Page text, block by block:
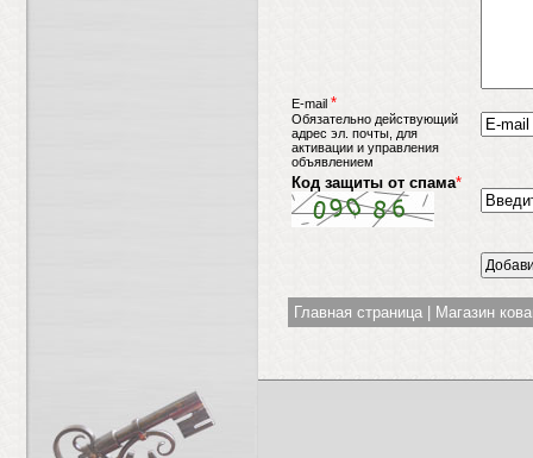
E-mail *
Обязательно действующий
адрес эл. почты, для
активации и управления
объявлением
Код защиты от спама*
Главная страница Магазин